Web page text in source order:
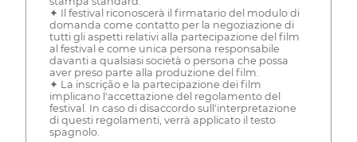
✦ Il festival riconoscerà il firmatario del modulo di
domanda come contatto per la negoziazione di
tutti gli aspetti relativi alla partecipazione del film
al festival e come unica persona responsabile
davanti a qualsiasi società o persona che possa
aver preso parte alla produzione del film.
✦ La inscrição e la partecipazione dei film
implicano l'accettazione del regolamento del
festival. In caso di disaccordo sull'interpretazione
di questi regolamenti, verrà applicato il testo
spagnolo.